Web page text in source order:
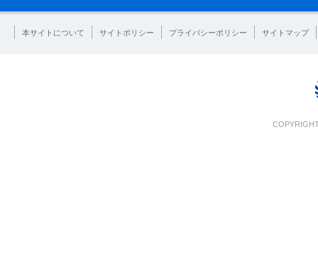
本サイトについて サイトポリシー プライバシーポリシー サイトマップ